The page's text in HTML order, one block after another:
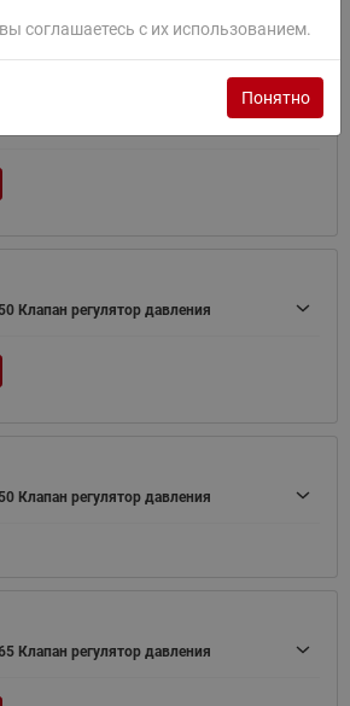
50 Клапан регулятор давления
50 Клапан регулятор давления
65 Клапан регулятор давления
соглашаетесь с их использованием.
Понятно